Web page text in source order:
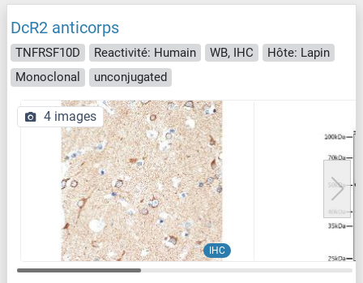
DcR2 anticorps
TNFRSF10D Reactivité: Humain WB, IHC
Hôte: Lapin
Monoclonal
unconjugated
IHC
4 images